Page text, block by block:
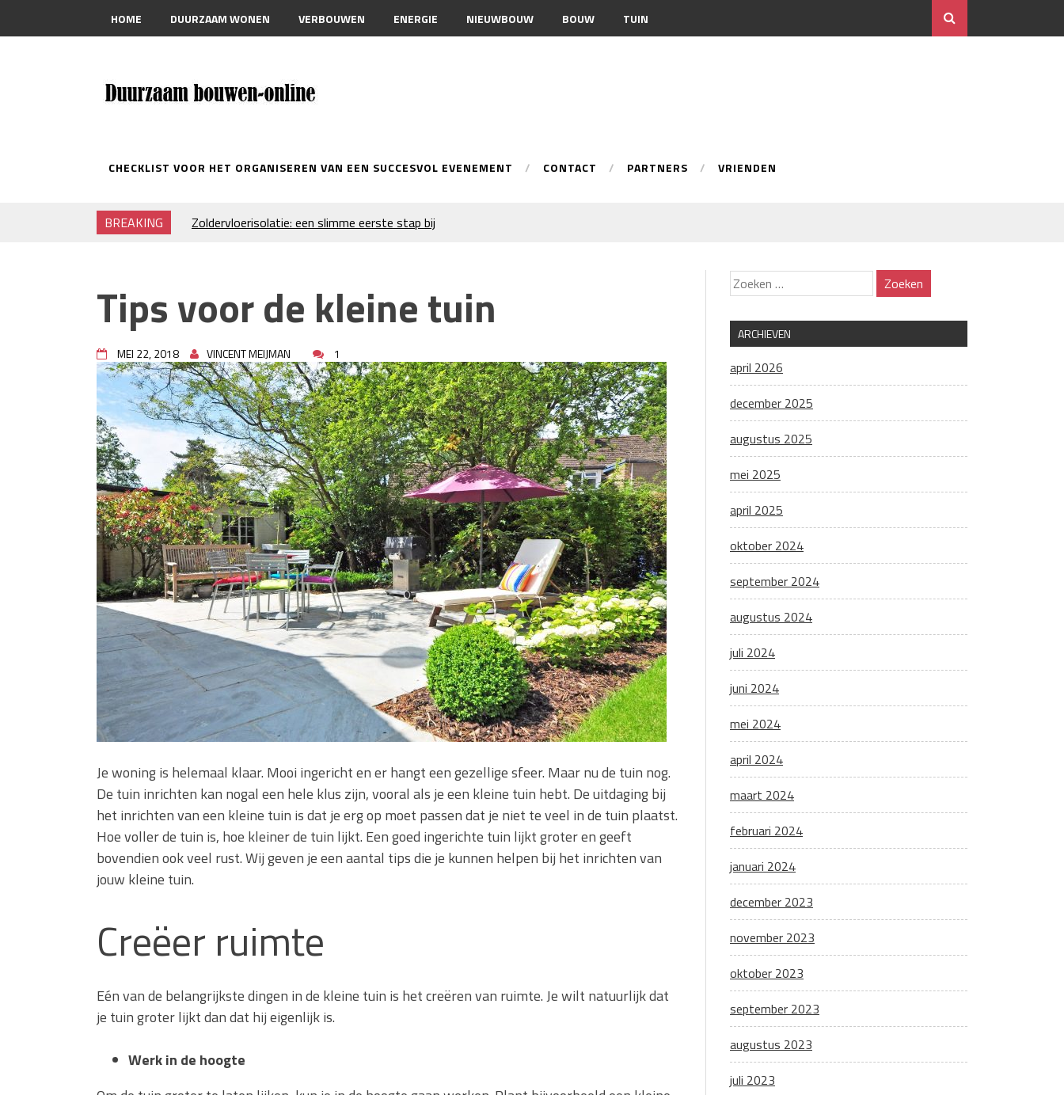
HOME DUURZAAM WONEN VERBOUWEN ENERGIE NIEUWBOUW BOUW TUIN
CHECKLIST VOOR HET ORGANISEREN VAN EEN SUCCESVOL EVENEMENT CONTACT PARTNERS VRIENDEN
BREAKING
Zoldervloerisolatie: een slimme eerste stap bij
Hoe draagt je inrichting bij aan je merkimago?
Houtpellets als duurzame verwarmingsoptie
rioolproblemen?
Slimme oplossingen voor lekkages en verstoppingen
Betonplex: Het Veelzijdige Plaatmateriaal voor Moderne
Projecten
Woonstijlen die perfect passen bij duurzaam bouwen
Oma weet raadt bij cementsluier: natuurlijke oplossingen
Tips voor de kleine tuin
MEI 22, 2018 VINCENT MEIJMAN 1
Je woning is helemaal klaar. Mooi ingericht en er hangt een gezellige sfeer. Maar nu de tuin nog.
De tuin inrichten kan nogal een hele klus zijn, vooral als je een kleine tuin hebt. De uitdaging bij
het inrichten van een kleine tuin is dat je erg op moet passen dat je niet te veel in de tuin plaatst.
Hoe voller de tuin is, hoe kleiner de tuin lijkt. Een goed ingerichte tuin lijkt groter en geeft
bovendien ook veel rust. Wij geven je een aantal tips die je kunnen helpen bij het inrichten van
jouw kleine tuin.
Creëer ruimte
Eén van de belangrijkste dingen in de kleine tuin is het creëren van ruimte. Je wilt natuurlijk dat
je tuin groter lijkt dan dat hij eigenlijk is.
Werk in de hoogte
ARCHIEVEN
april 2026
december 2025
augustus 2025
mei 2025
april 2025
oktober 2024
september 2024
augustus 2024
juli 2024
juni 2024
mei 2024
april 2024
maart 2024
februari 2024
januari 2024
december 2023
november 2023
oktober 2023
september 2023
augustus 2023
juli 2023